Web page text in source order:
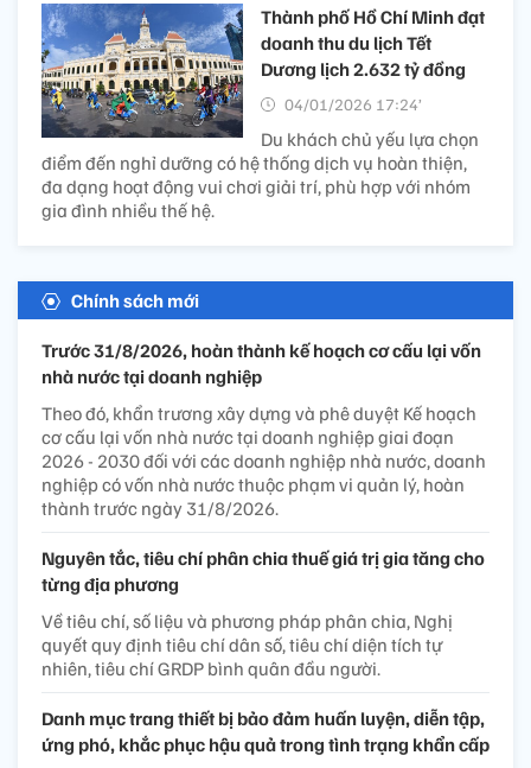
Thành phố Hồ Chí Minh đạt
doanh thu du lịch Tết
Dương lịch 2.632 tỷ đồng
04/01/2026 17:24’
Du khách chủ yếu lựa chọn
điểm đến nghỉ dưỡng có hệ thống dịch vụ hoàn thiện,
đa dạng hoạt động vui chơi giải trí, phù hợp với nhóm
gia đình nhiều thế hệ.
Chính sách mới
Trước 31/8/2026, hoàn thành kế hoạch cơ cấu lại vốn
nhà nước tại doanh nghiệp
Theo đó, khẩn trương xây dựng và phê duyệt Kế hoạch
cơ cấu lại vốn nhà nước tại doanh nghiệp giai đoạn
2026 - 2030 đối với các doanh nghiệp nhà nước, doanh
nghiệp có vốn nhà nước thuộc phạm vi quản lý, hoàn
thành trước ngày 31/8/2026.
Nguyên tắc, tiêu chí phân chia thuế giá trị gia tăng cho
từng địa phương
Về tiêu chí, số liệu và phương pháp phân chia, Nghị
quyết quy định tiêu chí dân số, tiêu chí diện tích tự
nhiên, tiêu chí GRDP bình quân đầu người.
Danh mục trang thiết bị bảo đảm huấn luyện, diễn tập,
ứng phó, khắc phục hậu quả trong tình trạng khẩn cấp